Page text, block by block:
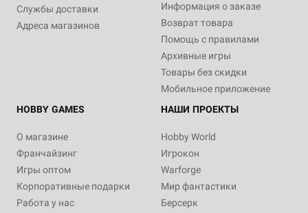
Службы доставки
Адреса магазинов
Информация о заказе
Возврат товара
Помощь с правилами
Архивные игры
Товары без скидки
Мобильное приложение
HOBBY GAMES
О магазине
Франчайзинг
Игры оптом
Корпоративные подарки
Работа у нас
НАШИ ПРОЕКТЫ
Hobby World
Игрокон
Warforge
Мир фантастики
Берсерк